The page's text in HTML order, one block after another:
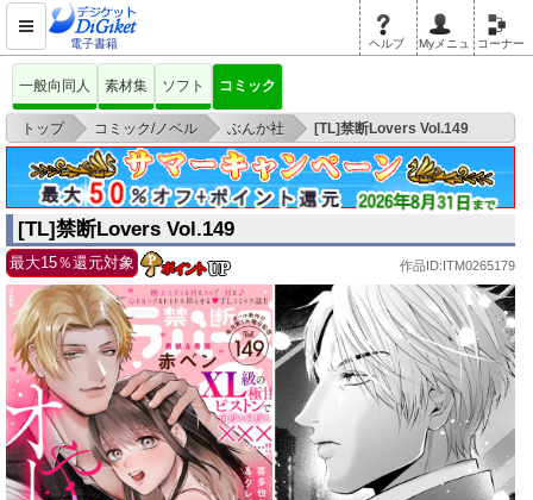
電子書籍 ヘルプ Myメニュ コーナー
一般向同人 素材集 ソフト コミック
トップ > コミック/ノベル > ぶんか社 > [TL]禁断Lovers Vol.149
[TL]禁断Lovers Vol.149
最大15％還元対象 作品ID:ITM0265179